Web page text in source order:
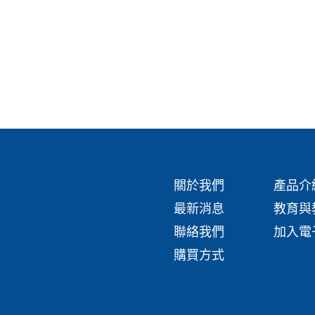
關於我們
最新消息
聯絡我們
購買方式
產品介
教育與
加入電